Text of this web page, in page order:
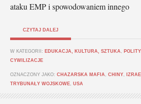
ataku EMP i spowodowaniem innego
CZYTAJ DALEJ
W KATEGORII: EDUKACJA, KULTURA, SZTUKA
CYWILIZACJE
OZNACZONY JAKO: CHAZARSKA MAFIA CHINY IZRAEL
TRYBUNAŁY WOJSKOWE USA